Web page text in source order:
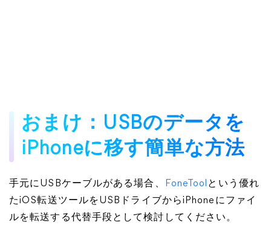
おまけ：USBのデータを
iPhoneに移す簡単な方法
手元にUSBケーブルがある場合、 FoneTool という優れ
たiOS転送ツールをUSBドライブからiPhoneにファイ
ルを転送する代替手段として検討してください。